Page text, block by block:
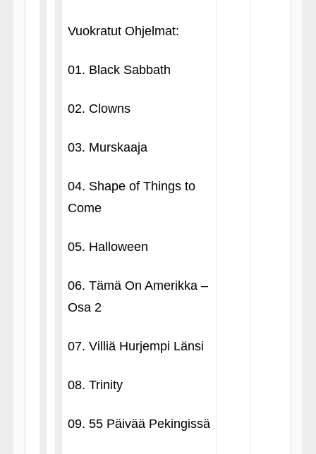
Vuokratut Ohjelmat:
01. Black Sabbath
02. Clowns
03. Murskaaja
04. Shape of Things to
Come
05. Halloween
06. Tämä On Amerikka –
Osa 2
07. Villiä Hurjempi Länsi
08. Trinity
09. 55 Päivää Pekingissä